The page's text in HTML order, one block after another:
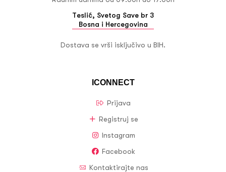
ICONNECT
Prijava
Registruj se
Instagram
Facebook
Kontaktirajte nas
Teslić, Svetog Save br 3
Bosna i Hercegovina
Dostava se vrši isključivo u BIH.